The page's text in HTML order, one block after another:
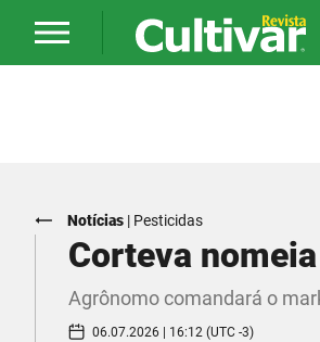
Notícias | Pesticidas
Corteva
Agrônomo comandará o
06.07.2026 | 16:12 (UTC -3)